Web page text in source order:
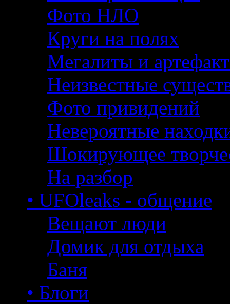
Фото НЛО
Круги на полях
Мегалиты и
Неизвестные
Фото привидений
Невероятные
Шокирующее
На разбор
• UFOleaks - общение
Вещают люди
Домик для отдыха
Баня
• Блоги